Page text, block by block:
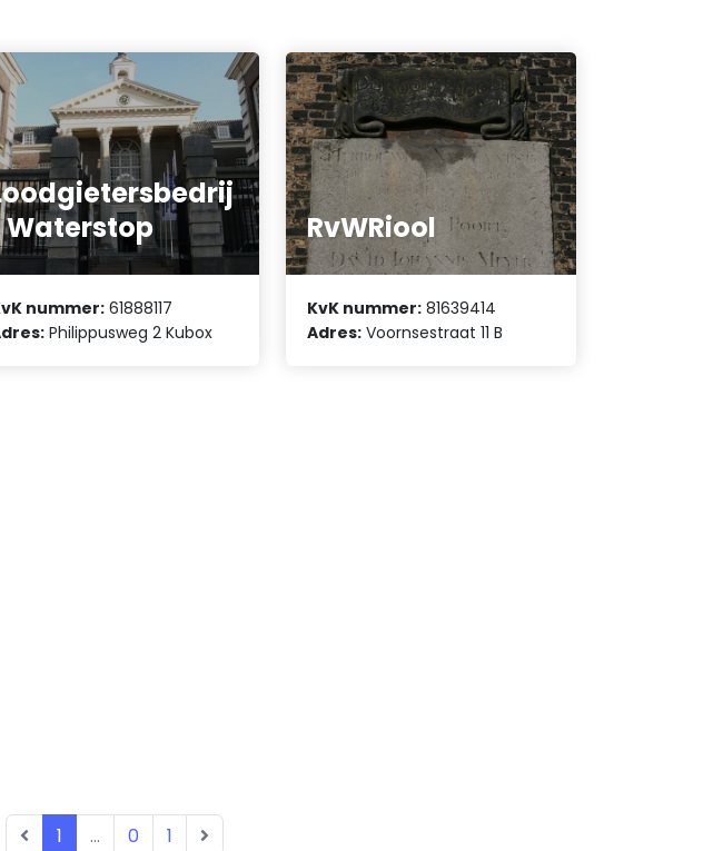
Waterstop
nummer: 61888117
Philippusweg 2 Kubox
RvWRiool
KvK nummer: 81639414
Adres: Voornsestraat 11 B
1 ... 0 1